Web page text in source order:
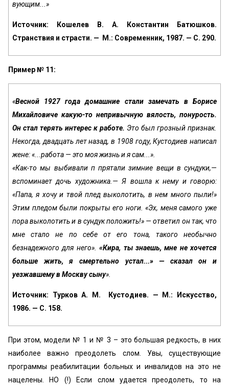
вующим...»
Источник: Кошелев В. А. Константин Батюшков.
Странствия и страсти. — М.: Современник, 1987. — С. 290.
Пример № 11:
«Весной 1927 года домашние стали замечать в Борисе
Михайлови­че какую-то непривычную вялость, понурость.
Он стал терять интерес к работе. Это был грозный признак.
Некогда, двадцать лет назад, в 1908 году, Кустодиев написал
жене: «...работа — это моя жизнь и я сам...».
«Как-то мы выбивали п прятали зимние вещи в сундуки,—
вспо­минает дочь художника.— Я вошла к нему и говорю:
«Папа, я хочу и твой плед выколотить, в нем много пыли!»
Этим пледом были по­крыты его ноги. «Эх, меня самого уже
пора выколотить и в сундук положить!» — ответил он так, что
мне стало не по себе от его тона, такого необычно
безнадежного для него».«Кира, ты знаешь, мне не хочется
больше жить, я смертельно ус­тал...» — сказал он и
уезжавшему в Москву сыну».
Источник: Турков А. М. Кустодиев. — М.: Искусство,
1986. — С. 158.
При этом, модели № 1 и № 3 – это большая редкость, в них
наиболее важно преодолеть слом. Увы, существующие
программы реабилитации больных и инвалидов на это не
нацелены. НО (!) Если слом удается преодолеть, то на